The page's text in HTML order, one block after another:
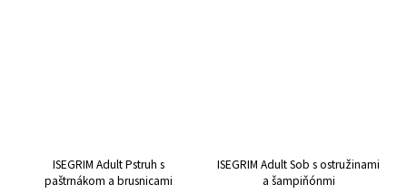
ISEGRIM Adult Pstruh s
paštrnákom a brusnicami
ISEGRIM Adult Sob s ostružinami
a šampiňónmi